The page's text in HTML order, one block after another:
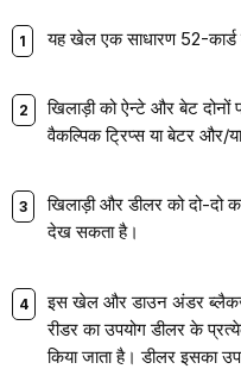
यह खेल एक साधारण 52-
खिलाड़ी को ऐन्टे और बेट दोनों
वैकल्पिक ट्रिप्स या बेटर और/
खिलाड़ी और डीलर को दो-दो
देख सकता है।
इस खेल और डाउन अंडर
रीडर का उपयोग डीलर के
किया जाता है। डीलर इसका